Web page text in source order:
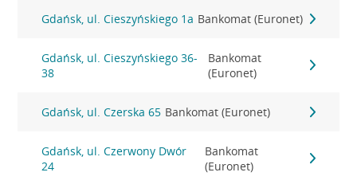
Gdańsk, ul. Cieszyńskiego 1a Bankomat (Euronet)
Gdańsk, ul. Cieszyńskiego 36-
38
Bankomat
(Euronet)
Gdańsk, ul. Czerska 65 Bankomat (Euronet)
Gdańsk, ul. Czerwony Dwór
24
Bankomat
(Euronet)